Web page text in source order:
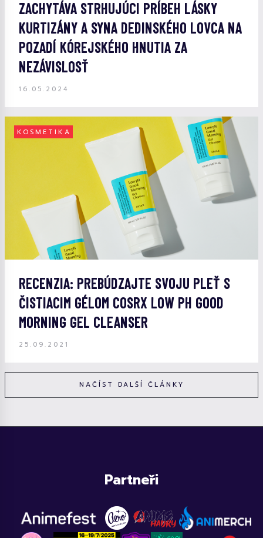
ZACHYTÁVA STRHUJÚCI PRÍBEH LÁSKY
KURTIZÁNY A SYNA DEDINSKÉHO LOVCA NA
POZADÍ KÓREJSKÉHO HNUTIA ZA
NEZÁVISLOSŤ
16.05.2024
KOSMETIKA
RECENZIA: PREBÚDZAJTE SVOJU PLEŤ S
ČISTIACIM GÉLOM COSRX LOW PH GOOD
MORNING GEL CLEANSER
25.09.2021
NAČÍST DALŠÍ ČLÁNKY
Partneři